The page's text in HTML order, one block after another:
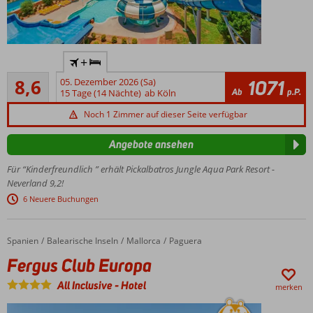
Beliebtes
qualitativ
hochwertiges
Hotel
Fantastischer
Aquapark
mit 31
Rutschen!
Zahlreiche Sport-
und
Familienzimmer
Ein Tag am
Strand?
Nutzen Sie
den
8,6
Empfohlen
574
Bewertungen
+
05. Dezember 2026 (Sa)
15 Tage (14 Nächte) ab Köln Ab 1071 p.P.
Noch 1 Zimmer auf dieser Seite verfügbar
Für “Kinderfreundlich ” erhält Pickalbatros Jungle Aqua Park Resort -
Neverland 9,2!
6 Neuere Buchungen
Angebote ansehen
Home
Spanien Balearische Inseln Mallorca Paguera
Fergus Club Europa
Fergus Club Europa
All Inclusive-Hotel merken